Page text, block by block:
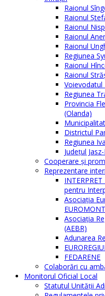
Raionul
Raionul
Raionul
Raionul
Raionul
Regiunea
Raionul
Raionul
Voievodatul
Regiunea
Provincia
(Olanda)
Districtul
Regiunea
Judeţul
Cooperare şi
Reprezentare
pentru
Asociația
Asociația
(AEBR)
Adunarea
FEDARENE
Colaborări cu
Monitorul Oficial Local
Statutul Unităţii